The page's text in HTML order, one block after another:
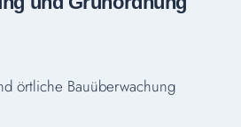
örtliche Bauüberwachung